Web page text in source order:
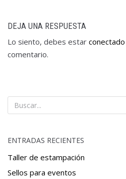
DEJA UNA RESPUESTA
Lo siento, debes estar conectado
comentario.
ENTRADAS RECIENTES
Taller de estampación
Sellos para eventos